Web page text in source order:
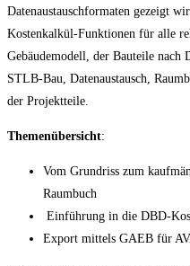
Datenaustauschformaten gezeigt
Kostenkalkül-Funktionen für alle
Gebäudemodell, der Bauteile
STLB-Bau, Datenaustausch,
der Projektteile.
Themenübersicht:
Vom Grundriss zum
Raumbuch
Einführung in die DBD-
Export mittels GAEB für